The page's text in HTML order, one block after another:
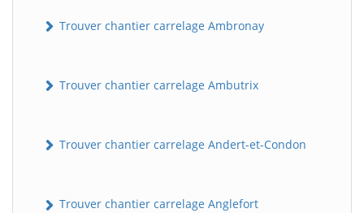
Trouver chantier carrelage Ambronay
Trouver chantier carrelage Ambutrix
Trouver chantier carrelage Andert-et-Condon
Trouver chantier carrelage Anglefort